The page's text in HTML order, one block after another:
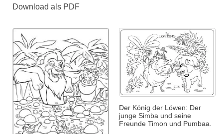
Download als PDF
Der König der Löwen: Der
junge Simba und seine
Freunde Timon und Pumbaa.